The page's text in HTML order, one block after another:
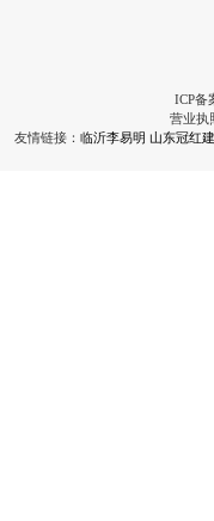
ICP备
营业执
友情链接： 临沂李易明 山东冠红